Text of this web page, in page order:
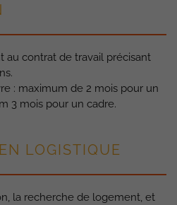
au contrat de travail précisant
: maximum de 2 mois pour un
3 mois pour un cadre.
LOGISTIQUE
la recherche de logement, et